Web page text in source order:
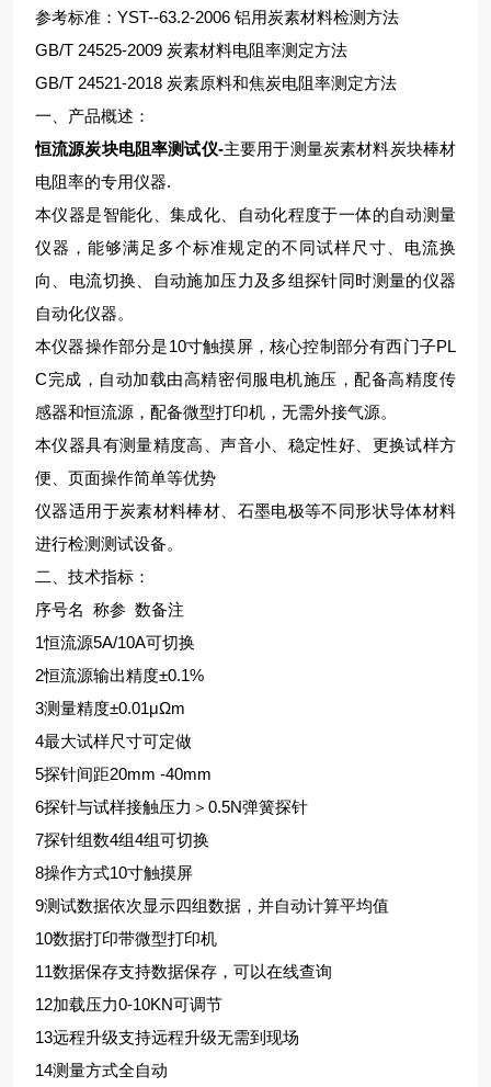
参考标准：YST--63.2-2006 铝用炭素材料检测方法
GB/T 24525-2009 炭素材料电阻率测定方法
GB/T 24521-2018 炭素原料和焦炭电阻率测定方法
一、产品概述：
恒流源炭块电阻率测试仪-主要用于测量炭素材料炭块棒材
电阻率的专用仪器.
本仪器是智能化、集成化、自动化程度于一体的自动测量
仪器，能够满足多个标准规定的不同试样尺寸、电流换
向、电流切换、自动施加压力及多组探针同时测量的仪器
自动化仪器。
本仪器操作部分是10寸触摸屏，核心控制部分有西门子PL
C完成，自动加载由高精密伺服电机施压，配备高精度传
感器和恒流源，配备微型打印机，无需外接气源。
本仪器具有测量精度高、声音小、稳定性好、更换试样方
便、页面操作简单等优势
仪器适用于炭素材料棒材、石墨电极等不同形状导体材料
进行检测测试设备。
二、技术指标：
序号名 称参 数备注
1恒流源5A/10A可切换
2恒流源输出精度±0.1%
3测量精度±0.01μΩm
4最大试样尺寸可定做
5探针间距20mm -40mm
6探针与试样接触压力 ＞0.5N弹簧探针
7探针组数4组4组可切换
8操作方式10寸触摸屏
9测试数据依次显示四组数据，并自动计算平均值
10数据打印带微型打印机
11数据保存支持数据保存，可以在线查询
12加载压力0-10KN可调节
13远程升级支持远程升级无需到现场
14测量方式全自动